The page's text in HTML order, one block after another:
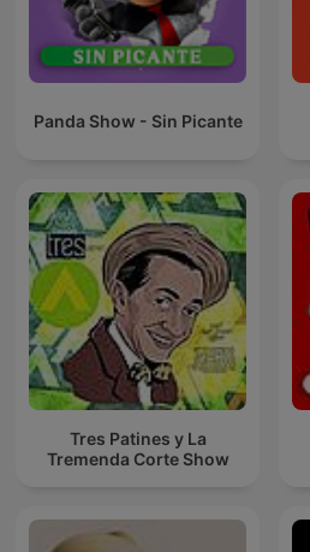
Panda Show - Sin Picante
Tres Patines y La
Tremenda Corte Show